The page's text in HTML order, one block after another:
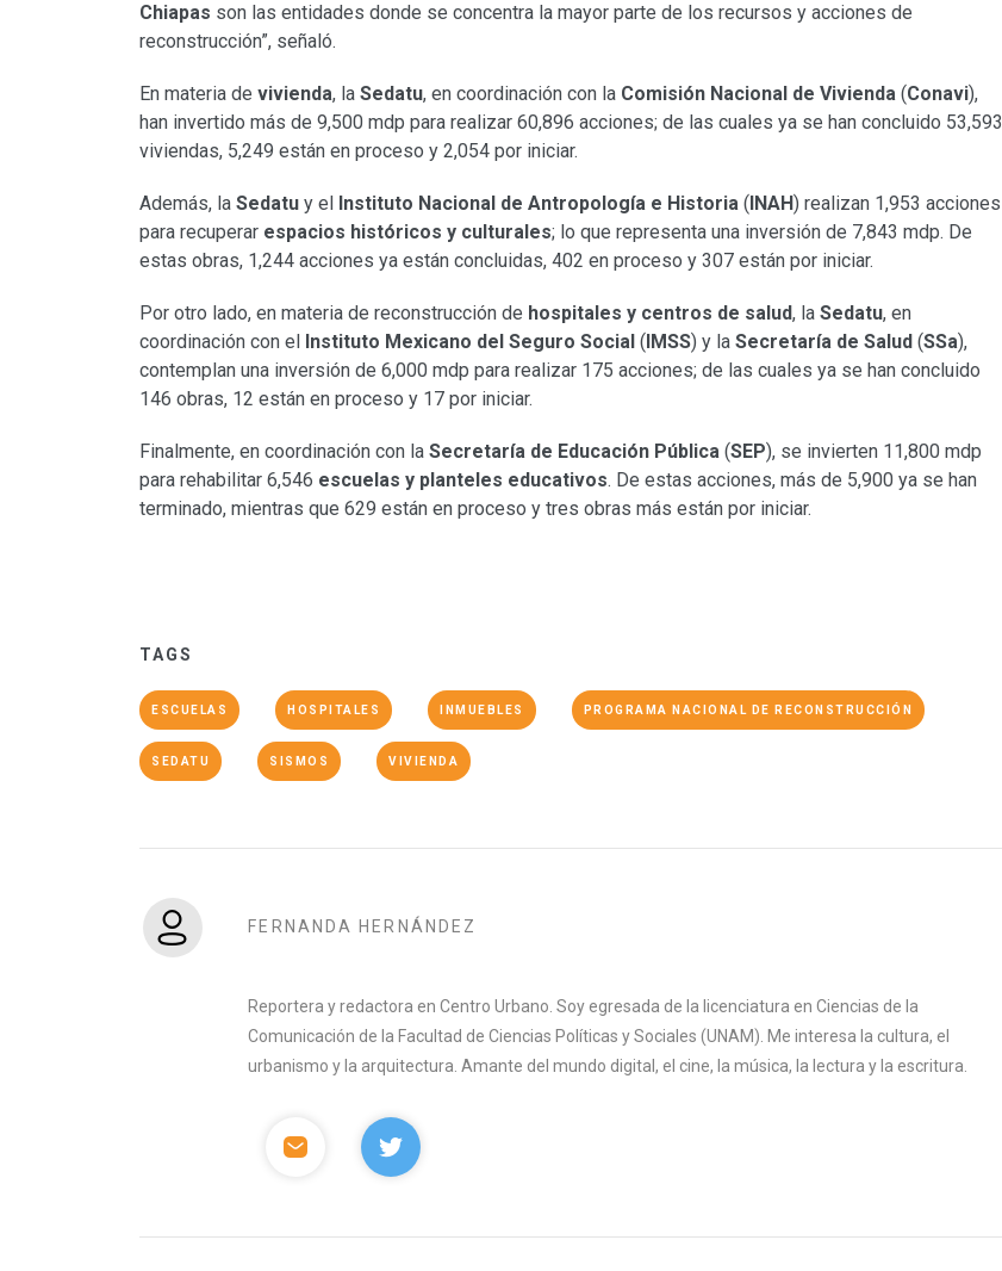
Chiapas son las entidades donde se concentra la mayor parte de los recursos y acciones de
reconstrucción”, señaló.
En materia de vivienda, la Sedatu, en coordinación con la Comisión Nacional de Vivienda (Conavi),
han invertido más de 9,500 mdp para realizar 60,896 acciones; de las cuales ya se han concluido 53,593
viviendas, 5,249 están en proceso y 2,054 por iniciar.
Además, la Sedatu y el Instituto Nacional de Antropología e Historia ( INAH) realizan 1,953 acciones
para recuperar espacios históricos y culturales; lo que representa una inversión de 7,843 mdp. De
estas obras, 1,244 acciones ya están concluidas, 402 en proceso y 307 están por iniciar.
Por otro lado, en materia de reconstrucción de hospitales y centros de salud, la Sedatu, en
coordinación con el
Instituto Mexicano del Seguro Social ( IMSS) y la Secretaría de Salud (SSa),
contemplan una inversión de 6,000 mdp para realizar 175 acciones; de las cuales ya se han concluido
146 obras, 12 están en proceso y 17 por iniciar.
Finalmente, en coordinación con la Secretaría de Educación Pública (SEP), se invierten 11,800 mdp
para rehabilitar 6,546 escuelas y planteles educativos. De estas acciones, más de 5,900 ya se han
terminado, mientras que 629 están en proceso y tres obras más están por iniciar.
TAGS
ESCUELAS HOSPITALES INMUEBLES PROGRAMA NACIONAL DE RECONSTRUCCIÓN
SEDATU SISMOS VIVIENDA
FERNANDA HERNÁNDEZ
Reportera y redactora en Centro Urbano. Soy egresada de la licenciatura en Ciencias de la
Comunicación de la Facultad de Ciencias Políticas y Sociales (UNAM). Me interesa la cultura, el
urbanismo y la arquitectura. Amante del mundo digital, el cine, la música, la lectura y la escritura.